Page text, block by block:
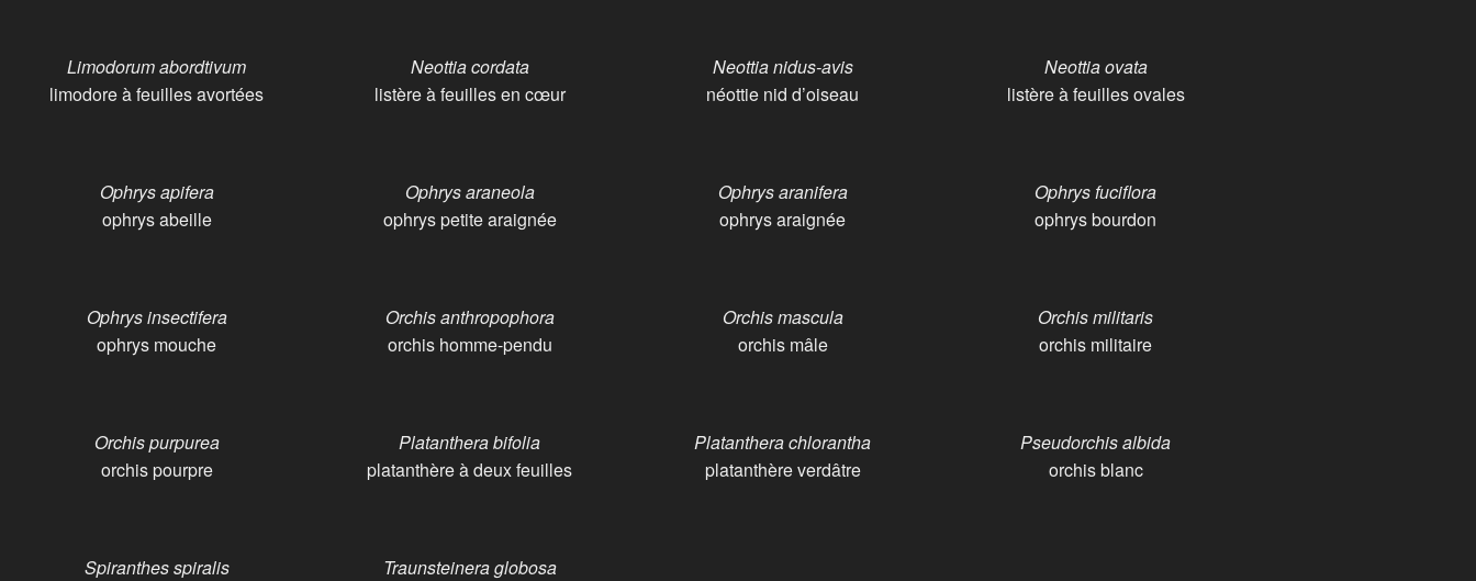
Limodorum abordtivum
limodore à feuilles avortées
Neottia cordata
listère à feuilles en cœur
Neottia nidus-avis
néottie nid d’oiseau
Neottia ovata
listère à feuilles ovales
Ophrys apifera
ophrys abeille
Ophrys araneola
ophrys petite araignée
Ophrys aranifera
ophrys araignée
Ophrys fuciflora
ophrys bourdon
Ophrys insectifera
ophrys mouche
Orchis anthropophora
orchis homme-pendu
Orchis mascula
orchis mâle
Orchis militaris
orchis militaire
Orchis purpurea
orchis pourpre
Platanthera bifolia
platanthère à deux feuilles
Platanthera chlorantha
platanthère verdâtre
Pseudorchis albida
orchis blanc
Spiranthes spiralis
Traunsteinera globosa